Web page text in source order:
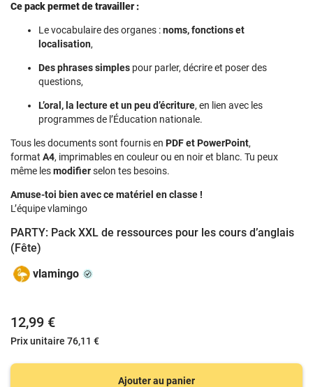
Ce pack permet de travailler :
Le vocabulaire des organes :noms, fonctions et
localisation,
Des phrases simples pour parler, décrire et poser des
questions,
L’oral, la lecture et un peu d’écriture, en lien avec les
programmes de l’Éducation nationale.
Tous les documents sont fournis en PDF et PowerPoint,
format A4, imprimables en couleur ou en noir et blanc. Tu peux
même lesmodifierselon tes besoins.
Amuse-toi bien avec ce matériel en classe !
L’équipe vlamingo
PARTY: Pack XXL de ressources pour les cours d’anglais
(Fête)
vlamingo
12,99 €
Prix unitaire 76,11 €
Ajouter au panier